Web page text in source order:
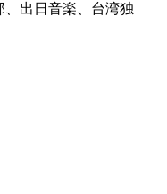
出日音楽、台湾独